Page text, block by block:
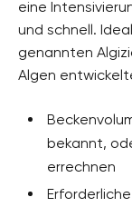
eine
und schnell.
genannten
Algen
bekannt,
errechnen